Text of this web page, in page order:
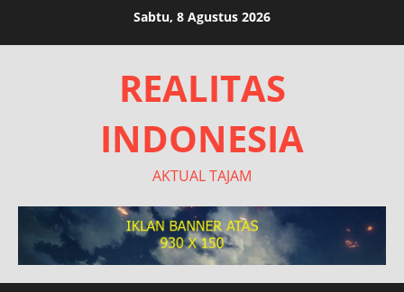
Sabtu, 8 Agustus 2026
REALITAS
INDONESIA
AKTUAL TAJAM